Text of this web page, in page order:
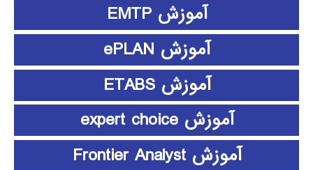
آموزش EMTP
آموزش ePLAN
آموزش ETABS
آموزش expert choice
آموزش Frontier Analyst